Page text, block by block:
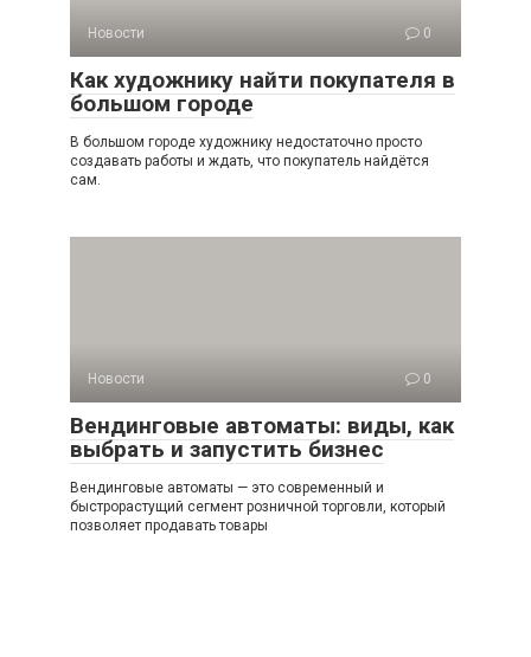
Новости 0
Как художнику найти покупателя в
большом городе
В большом городе художнику недостаточно просто
создавать работы и ждать, что покупатель найдётся
сам.
Новости 0
Вендинговые автоматы: виды, как
выбрать и запустить бизнес
Вендинговые автоматы — это современный и
быстрорастущий сегмент розничной торговли, который
позволяет продавать товары